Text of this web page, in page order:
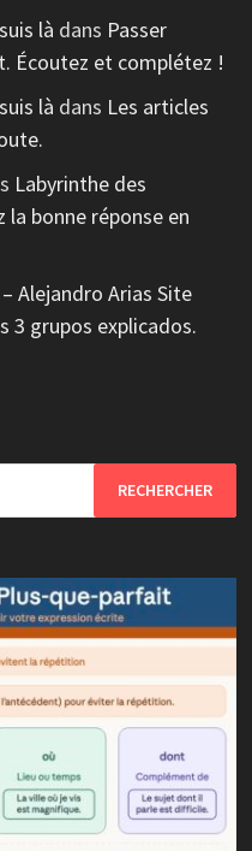
là dans Passer
Écoutez et complétez !
là dans Les articles
Labyrinthe des
bonne réponse en
– Alejandro Arias Site
3 grupos explicados.